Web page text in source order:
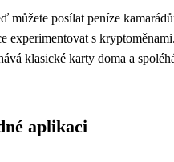
můžete posílat peníze
experimentovat s
klasické karty doma a
aplikaci